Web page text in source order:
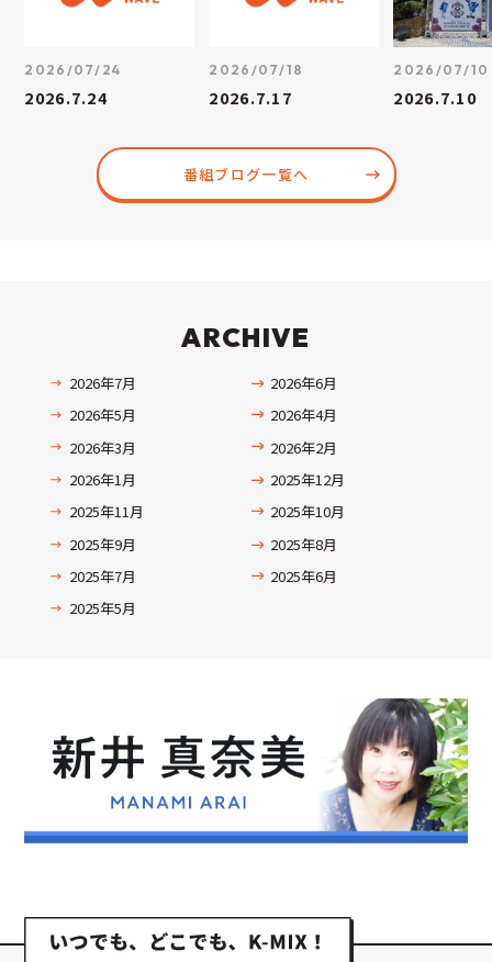
2026/07/24
2026.7.24
2026/07/18
2026.7.17
2026/07/10
2026.7.10
番組ブログ一覧へ
ARCHIVE
2026年7月
2026年6月
2026年5月
2026年4月
2026年3月
2026年2月
2026年1月
2025年12月
2025年11月
2025年10月
2025年9月
2025年8月
2025年7月
2025年6月
2025年5月